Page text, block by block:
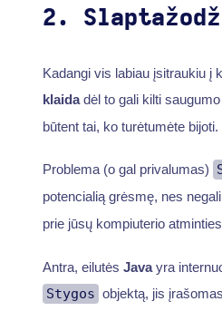
2.
Kadangi vis labiau įsitraukiu į
klaidadėl to gali kilti
būtent tai, ko turėtumėte bijoti.
Problema (o gal privalumas)
potencialią grėsmę, nes
prie jūsų kompiuterio
Antra, eilutės Javayra
Stygos objektą, jis